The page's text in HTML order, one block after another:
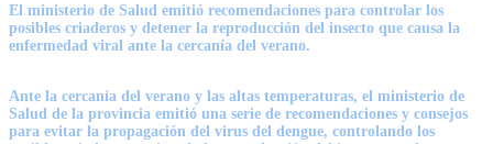
El ministerio de Salud emitió recomendaciones para controlar los
posibles criaderos y detener la reproducción del insecto que causa la
enfermedad viral ante la cercanía del verano.
Ante la cercanía del verano y las altas temperaturas, el ministerio de
Salud de la provincia emitió una serie de recomendaciones y consejos
para evitar la propagación del virus del dengue, controlando los